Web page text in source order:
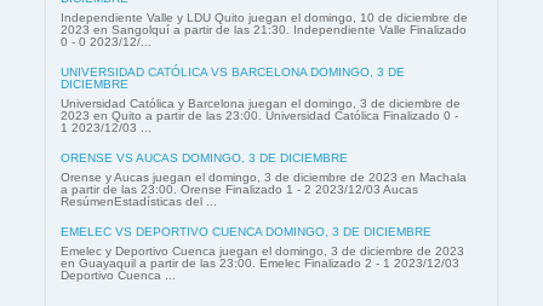
Independiente Valle y LDU Quito juegan el domingo, 10 de diciembre de
2023 en Sangolquí a partir de las 21:30. Independiente Valle Finalizado
0 - 0 2023/12/...
UNIVERSIDAD CATÓLICA VS BARCELONA DOMINGO, 3 DE
DICIEMBRE
Universidad Católica y Barcelona juegan el domingo, 3 de diciembre de
2023 en Quito a partir de las 23:00. Universidad Católica Finalizado 0 -
1 2023/12/03 ...
ORENSE VS AUCAS DOMINGO, 3 DE DICIEMBRE
Orense y Aucas juegan el domingo, 3 de diciembre de 2023 en Machala
a partir de las 23:00. Orense Finalizado 1 - 2 2023/12/03 Aucas
ResúmenEstadísticas del ...
EMELEC VS DEPORTIVO CUENCA DOMINGO, 3 DE DICIEMBRE
Emelec y Deportivo Cuenca juegan el domingo, 3 de diciembre de 2023
en Guayaquil a partir de las 23:00. Emelec Finalizado 2 - 1 2023/12/03
Deportivo Cuenca ...